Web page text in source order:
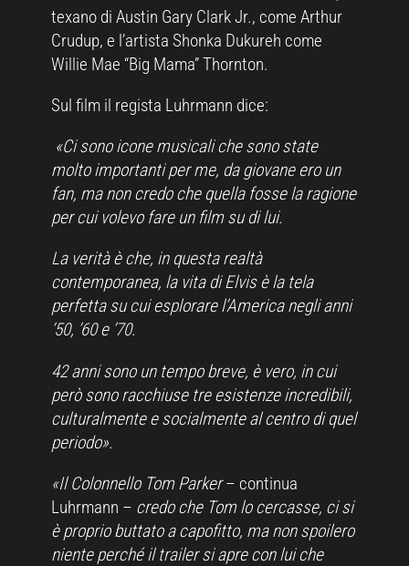
texano di Austin Gary Clark Jr., come Arthur
Crudup, e l’artista Shonka Dukureh come
Willie Mae “Big Mama” Thornton.
Sul film il regista Luhrmann dice:
«Ci sono icone musicali che sono state
molto importanti per me, da giovane ero un
fan, ma non credo che quella fosse la ragione
per cui volevo fare un film su di lui.
La verità è che, in questa realtà
contemporanea, la vita di Elvis è la tela
perfetta su cui esplorare l’America negli anni
’50, ’60 e ’70.
42 anni sono un tempo breve, è vero, in cui
però sono racchiuse tre esistenze incredibili,
culturalmente e socialmente al centro di quel
periodo».
«Il Colonnello Tom Parker– continua
Luhrmann – credo che Tom lo cercasse, ci si
è proprio buttato a capofitto, ma non spoilero
niente perché il trailer si apre con lui che